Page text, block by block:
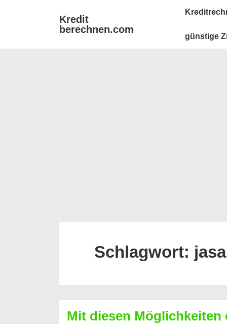
Kredit
berechnen.com
Main
günstige
Schlagwort:
Mit diesen Möglichkeiten